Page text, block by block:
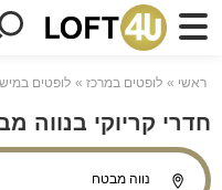
ראשי לופטים במרכז לופטים
חדרי קריוקי בנווה